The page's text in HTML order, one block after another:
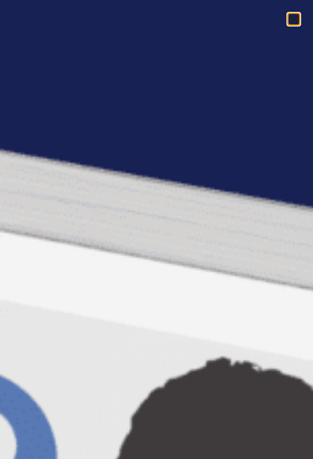
trebuie sa le aiba cele
mai bune
semnalizatoare rutiere
cand vine vorba despre locurile prin care
circula masini, biciclete sau pietoni. Este
foarte important ca orice element care ar
incadreaza si chiar se remarca lucrarile de
modernizare a carosabilului sau
trotuarelor. Pentru ca acestea sa nu se
transforme intr-un pericol pentru cei din
jur, este important sa folosesti
semnalizatoare rutiere